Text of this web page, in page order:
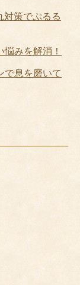
対策でぷるる
みを解消！
で息を磨いて